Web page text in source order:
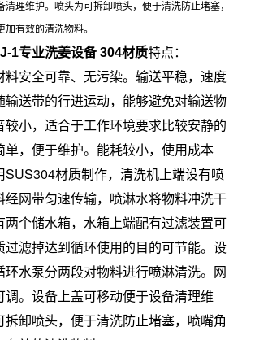
清理维护。喷头为可拆卸喷头，便于清洗防止堵塞，
有效的清洗物料。
1专业洗姜设备 304材质特点：
料安全可靠、无污染。输送平稳，速度
输送带的行进运动，能够避免对输送物
较小，适合于工作环境要求比较安静的
单，便于维护。能耗较小，使用成本
SUS304材质制作，清洗机上端设有喷
经网带匀速传输，喷淋水将物料冲洗干
两个储水箱，水箱上端配有过滤装置可
过滤掉达到循环使用的目的可节能。设
环水泵分两段对物料进行喷淋清洗。网
调。设备上盖可移动便于设备清理维
拆卸喷头，便于清洗防止堵塞，喷嘴角